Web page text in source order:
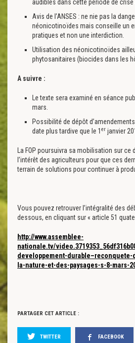
audibles dans cette période de crise
Avis de l’ANSES : ne nie pas la
néonicotinoïdes mais conseille un
pratiques et non une interdiction.
Utilisation des néonicotinoïdes
phytosanitaires (biocides dans les
A suivre :
Le texte sera examiné en séance
mars.
Possibilité de dépôt
date plus tardive que le 1 er janvier
La FOP poursuivra sa mobilisation sur
l’intérêt des agriculteurs pour que ces
terrain de solutions pour continuer à
Vous pouvez retrouver l’intégralité des
dessous, en cliquant sur « article 51
http://www.assemblee-
nationale.tv/
developpement-
la-nature-et-des-paysages-s-8-mars-
PARTAGER CET ARTICLE :
TWITTER FACEBOOK